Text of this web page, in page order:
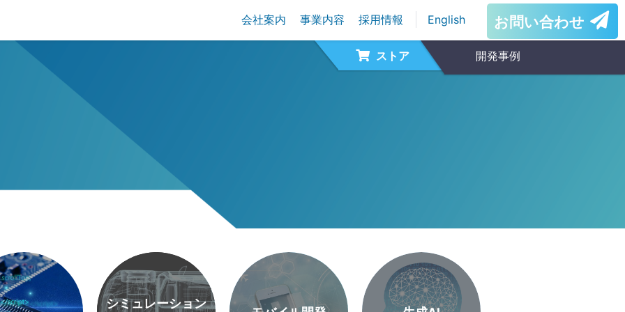
会社案内 事業内容 採用情報 English お問い合わせ
ストア 開発事例
シミュレーション